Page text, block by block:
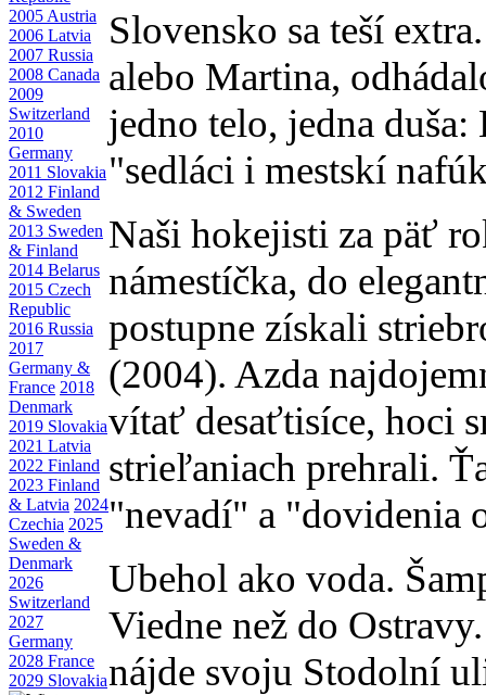
2005 Austria
2006 Latvia
2007 Russia
2008 Canada
2009
Switzerland
2010
Germany
2011 Slovakia
2012 Finland
& Sweden
2013 Sweden
& Finland
2014 Belarus
2015 Czech
Republic
2016 Russia
2017
Germany &
France 2018
Denmark
2019 Slovakia
2021 Latvia
2022 Finland
2023 Finland
& Latvia 2024
Czechia 2025
Sweden &
Denmark
2026
Switzerland
2027
Germany
2028 France
2029 Slovakia
Slovensko sa teší
alebo Martina,
jedno telo, jedna
"sedláci i mestskí
Naši hokejisti za päť
námestíčka, do
postupne získali
(2004). Azda
vítať desaťtisíce, hoci
strieľaniach prehrali.
"nevadí" a "dovidenia
Ubehol ako voda.
Viedne než do
nájde svoju Stodolní